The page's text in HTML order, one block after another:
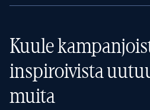
Kuule
inspiroivista
muita